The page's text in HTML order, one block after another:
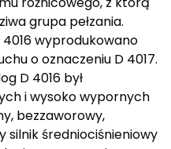
grupa pełzania.
wyprodukowano
o oznaczeniu D 4017.
D 4016 był
i wysoko wypornych
bezzaworowy,
silnik średniociśnieniowy